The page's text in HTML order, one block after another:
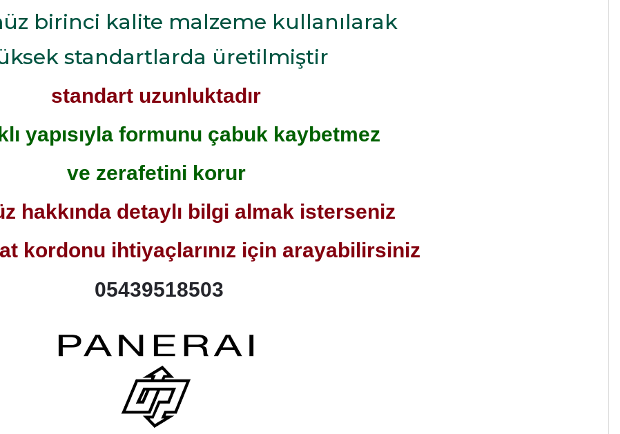
birinci kalite malzeme kullanılarak
standartlarda üretilmiştir
standart uzunluktadır
yapısıyla formunu çabuk kaybetmez
ve zerafetini korur
hakkında detaylı bilgi almak isterseniz
kordonu ihtiyaçlarınız için arayabilirsiniz
05439518503